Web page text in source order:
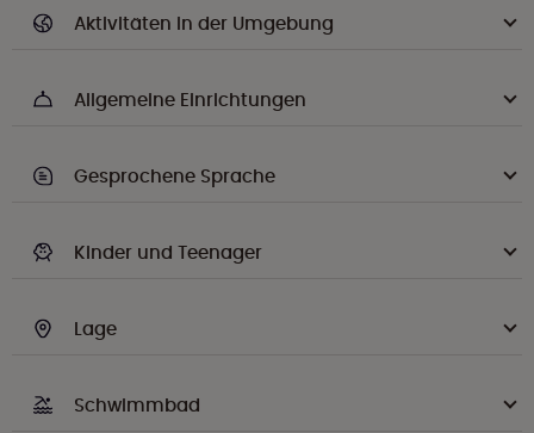
Aktivitäten in der Umgebung
Allgemeine Einrichtungen
Gesprochene Sprache
Kinder und Teenager
Lage
Schwimmbad